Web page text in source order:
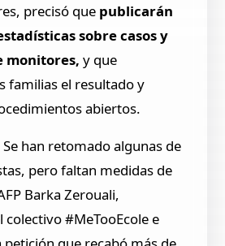
precisó que publicarán
sobre casos y
monitores, y que
familias el resultado y
abiertos.
han retomado algunas de
pero faltan medidas de
Barka Zerouali,
#MeTooEcole e